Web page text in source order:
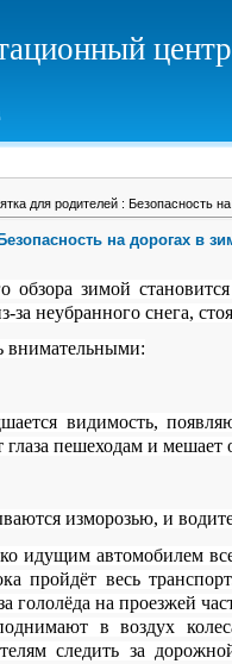
для родителей : Безопасность
на дорогах в
обзора зимой
за неубранного снега,
внимательными:
видимость,
глаза пешеходам и
изморозью, и
идущим автомобилем
пройдёт весь
гололёда на проезжей
в воздух
следить за